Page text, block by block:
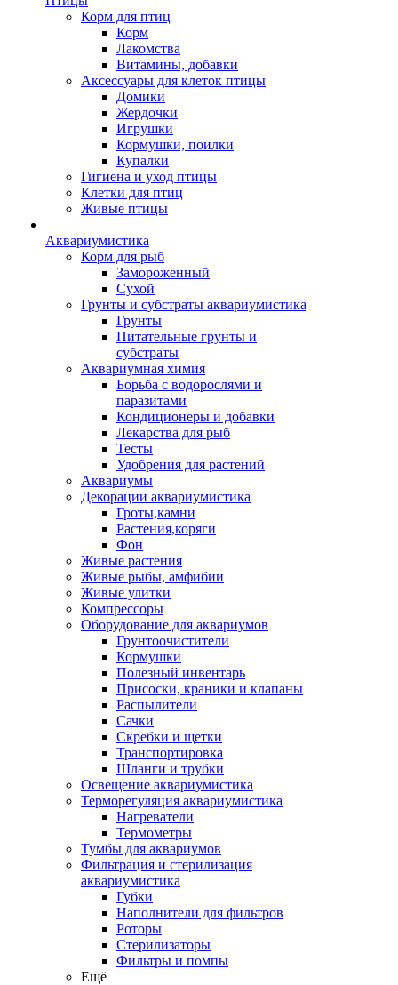
Корм для птиц
Корм
Лакомства
Витамины, добавки
Аксессуары для клеток птицы
Домики
Жердочки
Игрушки
Кормушки, поилки
Купалки
Гигиена и уход птицы
Клетки для птиц
Живые птицы
Аквариумистика
Корм для рыб
Замороженный
Сухой
Грунты и субстраты аквариумистика
Грунты
Питательные грунты и
субстраты
Аквариумная химия
Борьба с водорослями и
паразитами
Кондиционеры и добавки
Лекарства для рыб
Тесты
Удобрения для растений
Аквариумы
Декорации аквариумистика
Гроты,камни
Растения,коряги
Фон
Живые растения
Живые рыбы, амфибии
Живые улитки
Компрессоры
Оборудование для аквариумов
Грунтоочистители
Кормушки
Полезный инвентарь
Присоски, краники и клапаны
Распылители
Сачки
Скребки и щетки
Транспортировка
Шланги и трубки
Освещение аквариумистика
Терморегуляция аквариумистика
Нагреватели
Термометры
Тумбы для аквариумов
Фильтрация и стерилизация
аквариумистика
Губки
Наполнители для фильтров
Роторы
Стерилизаторы
Фильтры и помпы
Ещё